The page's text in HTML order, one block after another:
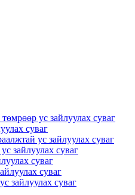
ус зайлуулах суваг
суваг
ус зайлуулах суваг
зайлуулах суваг
суваг
суваг
зайлуулах суваг